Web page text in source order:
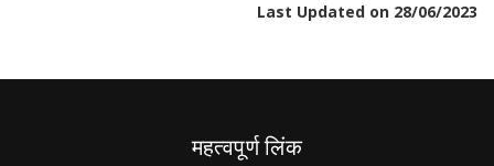
Last Updated on 28/06/2023
महत्वपूर्ण लिंक